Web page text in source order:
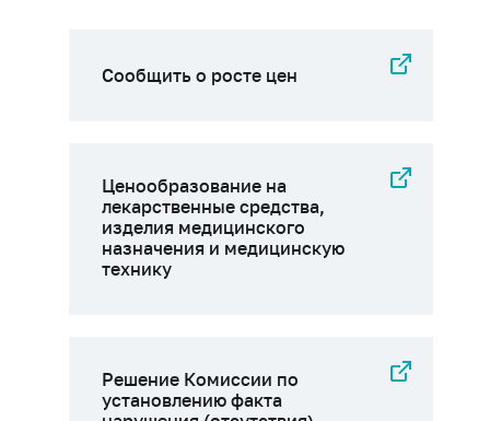
Сообщить о росте цен
Ценообразование на
лекарственные средства,
изделия медицинского
назначения и медицинскую
технику
Решение Комиссии по
установлению факта